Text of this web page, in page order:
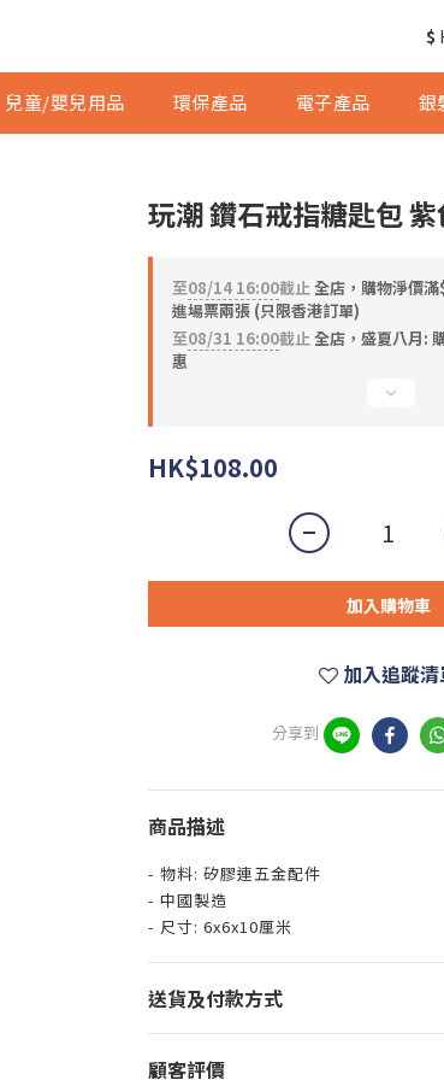
$
兒童/嬰兒用品 環保產品 電子產品 銀
玩潮 鑽石戒指糖匙包 紫
至08/14 16:00截止全店，購物淨價
進場票兩張 (只限香港訂單)
至08/31 16:00截止全店，盛夏八月:
惠
HK$108.00
加入購物車
加入追蹤清
分享到
商品描述
- 物料: 矽膠連五金配件
- 中國製造
- 尺寸: 6x6x10厘米
送貨及付款方式
顧客評價